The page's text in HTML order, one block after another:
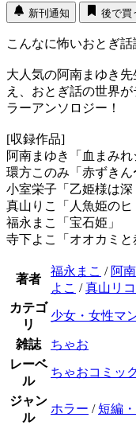
新刊通知 後で買
こんなに怖いおとぎ話
大人気の阿南まゆき
え、おとぎ話の世界
ラーアンソロジー！
[収録作品]
阿南まゆき「血まみれ
環方このみ「赤ずきん
小室栄子「乙姫様は深
真山りこ「人魚姫のヒ
福永まこ「宝石姫」
寺下よこ「オオカミと
著者
福永まこ / 阿
よこ /真山リコ
カテゴ
リ
少女・女性マ
雑誌
ちゃお
レーベ
ル
ちゃおコミッ
ジャン
ル
ホラー /短編